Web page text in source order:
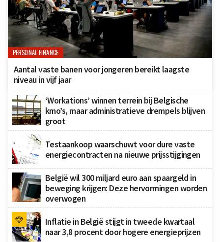
PERSONAL FINANCE
Aantal vaste banen voor jongeren bereikt laagste
niveau in vijf jaar
‘Workations’ winnen terrein bij Belgische
kmo’s, maar administratieve drempels blijven
groot
Testaankoop waarschuwt voor dure vaste
energiecontracten na nieuwe prijsstijgingen
België wil 300 miljard euro aan spaargeld in
beweging krijgen: Deze hervormingen worden
overwogen
Inflatie in België stijgt in tweede kwartaal
naar 3,8 procent door hogere energieprijzen